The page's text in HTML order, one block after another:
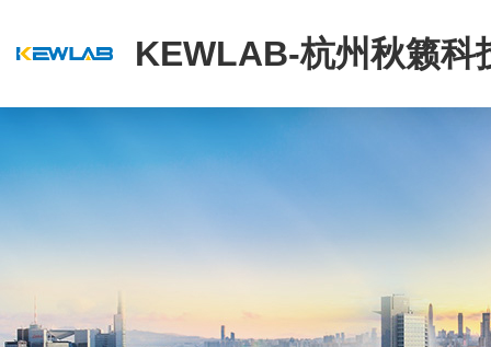
KEWLAB-杭州秋籁科
公司